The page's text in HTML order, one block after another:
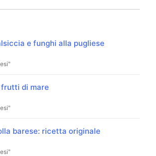
e funghi alla pugliese
di mare
barese: ricetta originale